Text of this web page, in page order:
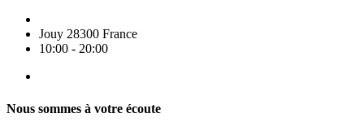
Jouy 28300 France
10:00 - 20:00
Nous sommes à votre écoute